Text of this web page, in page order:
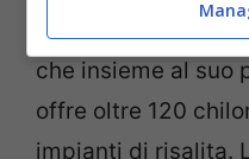
Plan de Corones/
che insieme al suo
offre oltre 120
impianti di risalita.